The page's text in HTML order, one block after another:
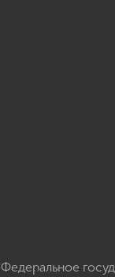
Федеральное